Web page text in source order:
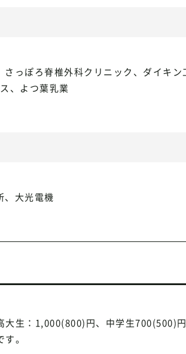
さっぽろ脊椎外科クリニック、ダイキ
、よつ葉乳業
、大光電機
生：1,000(800)円、中学生700(500)円
。